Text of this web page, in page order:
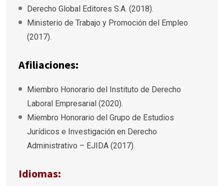
Derecho Global Editores S.A. (2018).
Ministerio de Trabajo y Promoción del Empleo
(2017).
Afiliaciones:
Miembro Honorario del Instituto de Derecho
Laboral Empresarial (2020).
Miembro Honorario del Grupo de Estudios
Jurídicos e Investigación en Derecho
Administrativo – EJIDA (2017).
Idiomas: